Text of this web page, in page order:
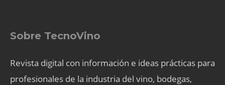
Sobre TecnoVino
Revista digital con información e ideas prácticas para
profesionales de la industria del vino, bodegas,